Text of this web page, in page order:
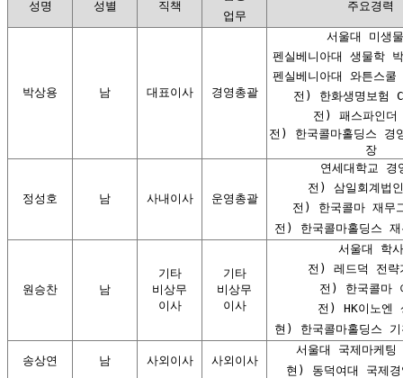
성명 성별 직책
주요경력
업무
박상용 남 대표이사 경영총괄
서울대 미생
펜실베니아대 생물학
펜실베니아대 와튼스
전) 한화생명보험
전) 패스파인더
전) 한국콜마홀딩스 경
장
정성호 남 사내이사 운영총괄
연세대학교 경
전) 삼일회계법
전) 한국콜마 재무
전) 한국콜마홀딩스
원승찬 남
기타
비상무
이사
기타
비상무
이사
서울대 학사
전) 레드덕 전략
전) 한국콜마
전) HK이노엔
현) 한국콜마홀딩스
송상연 남 사외이사 사외이사
서울대 국제마케
현) 동덕여대 국제